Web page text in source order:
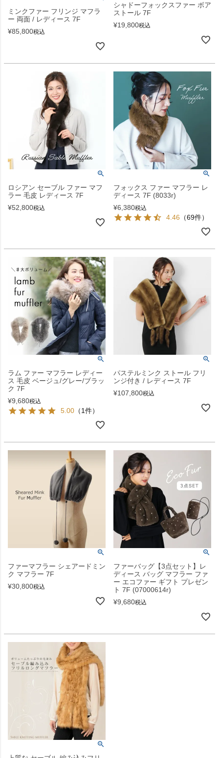
ミンクファー フリンジ マフラ
ー 両面 / レディース 7F
¥85,800税込
シャドーフォックスファー ボア
ストール 7F
¥19,800税込
ロシアン セーブル ファー マフ
ラー 毛皮 レディース 7F
¥52,800税込
フォックス ファー マフラー レ
ディース 7F (8033r)
¥6,380税込
4.46 （69件）
ラム ファー マフラー レディー
ス 毛皮 ベージュ/グレー/ブラッ
ク 7F
¥9,680税込
5.00 （1件）
パステルミンク ストール フリ
ンジ付き / レディース 7F
¥107,800税込
ファーマフラー シェアードミン
ク マフラー 7F
¥30,800税込
ファーバッグ【3点セット】レ
ディース バッグ マフラー ファ
ー エコファー ギフト プレゼン
ト 7F (07000614r)
¥9,680税込